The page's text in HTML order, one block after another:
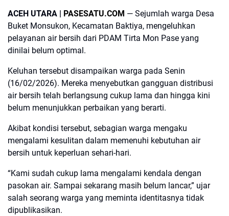
ACEH UTARA | PASESATU.COM — Sejumlah warga Desa
Buket Monsukon, Kecamatan Baktiya, mengeluhkan
pelayanan air bersih dari PDAM Tirta Mon Pase yang
dinilai belum optimal.
Keluhan tersebut disampaikan warga pada Senin
(16/02/2026). Mereka menyebutkan gangguan distribusi
air bersih telah berlangsung cukup lama dan hingga kini
belum menunjukkan perbaikan yang berarti.
Akibat kondisi tersebut, sebagian warga mengaku
mengalami kesulitan dalam memenuhi kebutuhan air
bersih untuk keperluan sehari-hari.
“Kami sudah cukup lama mengalami kendala dengan
pasokan air. Sampai sekarang masih belum lancar,” ujar
salah seorang warga yang meminta identitasnya tidak
dipublikasikan.